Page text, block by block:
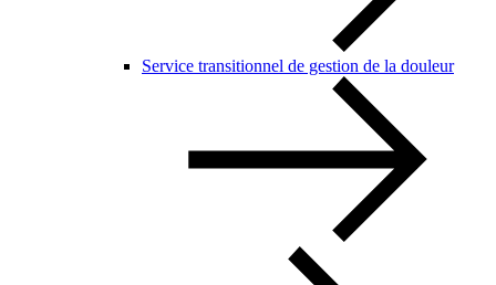
Service transitionnel de gestion de la douleur